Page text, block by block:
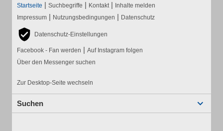
Startseite | Suchbegriffe | Kontakt | Inhalte melden
Impressum | Nutzungsbedingungen | Datenschutz
Datenschutz-Einstellungen
Facebook - Fan werden | Auf Instagram folgen
Über den Messenger suchen
Zur Desktop-Seite wechseln
Suchen